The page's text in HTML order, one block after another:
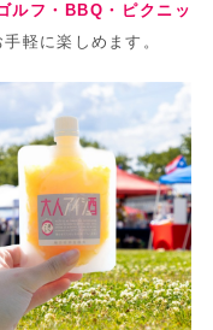
ルフ・BBQ・ピクニッ
軽に楽しめます。